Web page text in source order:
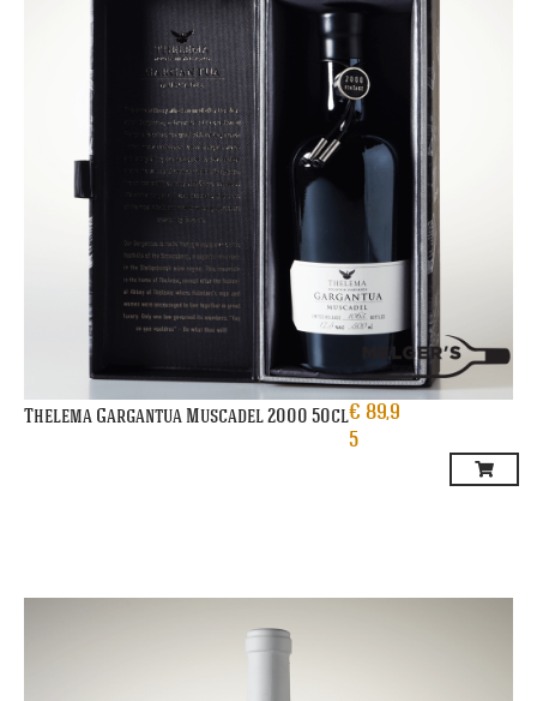
Thelema Gargantua Muscadel 2000 50cl€ 89,9
5